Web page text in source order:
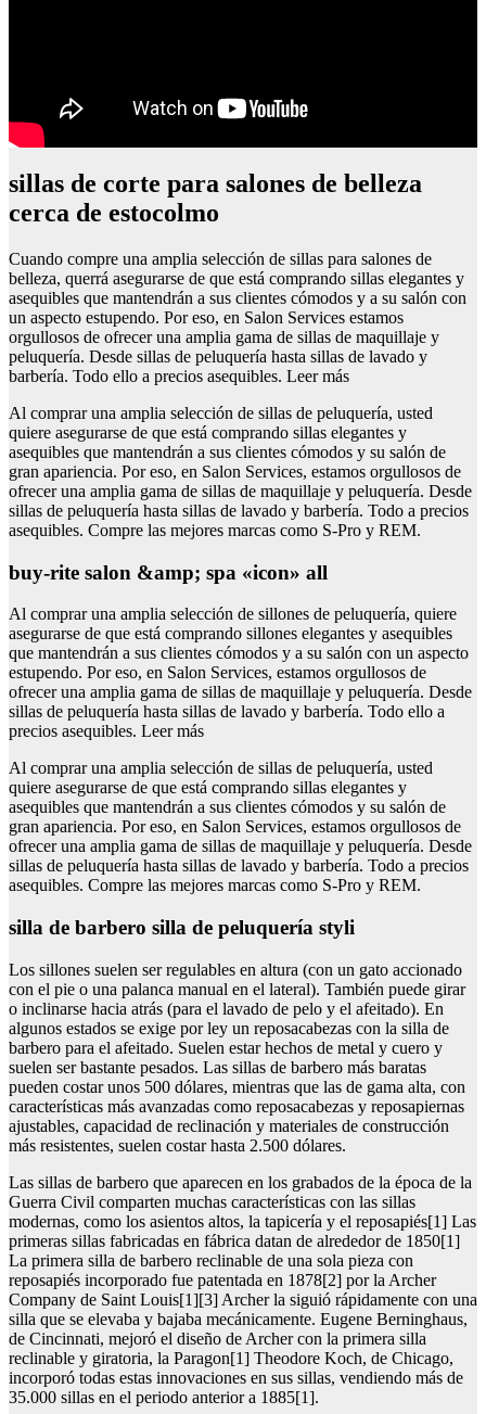
sillas de corte para salones de belleza
cerca de estocolmo
Cuando compre una amplia selección de sillas para salones de
belleza, querrá asegurarse de que está comprando sillas elegantes y
asequibles que mantendrán a sus clientes cómodos y a su salón con
un aspecto estupendo. Por eso, en Salon Services estamos
orgullosos de ofrecer una amplia gama de sillas de maquillaje y
peluquería. Desde sillas de peluquería hasta sillas de lavado y
barbería. Todo ello a precios asequibles. Leer más
Al comprar una amplia selección de sillas de peluquería, usted
quiere asegurarse de que está comprando sillas elegantes y
asequibles que mantendrán a sus clientes cómodos y su salón de
gran apariencia. Por eso, en Salon Services, estamos orgullosos de
ofrecer una amplia gama de sillas de maquillaje y peluquería. Desde
sillas de peluquería hasta sillas de lavado y barbería. Todo a precios
asequibles. Compre las mejores marcas como S-Pro y REM.
buy-rite salon &amp; spa «icon» all
Al comprar una amplia selección de sillones de peluquería, quiere
asegurarse de que está comprando sillones elegantes y asequibles
que mantendrán a sus clientes cómodos y a su salón con un aspecto
estupendo. Por eso, en Salon Services, estamos orgullosos de
ofrecer una amplia gama de sillas de maquillaje y peluquería. Desde
sillas de peluquería hasta sillas de lavado y barbería. Todo ello a
precios asequibles. Leer más
Al comprar una amplia selección de sillas de peluquería, usted
quiere asegurarse de que está comprando sillas elegantes y
asequibles que mantendrán a sus clientes cómodos y su salón de
gran apariencia. Por eso, en Salon Services, estamos orgullosos de
ofrecer una amplia gama de sillas de maquillaje y peluquería. Desde
sillas de peluquería hasta sillas de lavado y barbería. Todo a precios
asequibles. Compre las mejores marcas como S-Pro y REM.
silla de barbero silla de peluquería styli
Los sillones suelen ser regulables en altura (con un gato accionado
con el pie o una palanca manual en el lateral). También puede girar
o inclinarse hacia atrás (para el lavado de pelo y el afeitado). En
algunos estados se exige por ley un reposacabezas con la silla de
barbero para el afeitado. Suelen estar hechos de metal y cuero y
suelen ser bastante pesados. Las sillas de barbero más baratas
pueden costar unos 500 dólares, mientras que las de gama alta, con
características más avanzadas como reposacabezas y reposapiernas
ajustables, capacidad de reclinación y materiales de construcción
más resistentes, suelen costar hasta 2.500 dólares.
Las sillas de barbero que aparecen en los grabados de la época de la
Guerra Civil comparten muchas características con las sillas
modernas, como los asientos altos, la tapicería y el reposapiés[1] Las
primeras sillas fabricadas en fábrica datan de alrededor de 1850[1]
La primera silla de barbero reclinable de una sola pieza con
reposapiés incorporado fue patentada en 1878[2] por la Archer
Company de Saint Louis[1][3] Archer la siguió rápidamente con una
silla que se elevaba y bajaba mecánicamente. Eugene Berninghaus,
de Cincinnati, mejoró el diseño de Archer con la primera silla
reclinable y giratoria, la Paragon[1] Theodore Koch, de Chicago,
incorporó todas estas innovaciones en sus sillas, vendiendo más de
35.000 sillas en el periodo anterior a 1885[1].